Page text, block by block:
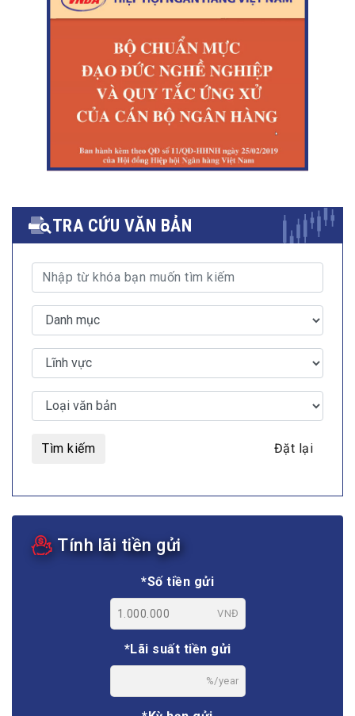
TRA CỨU VĂN BẢN
Tìm kiếm Đặt lại
Tính lãi tiền gửi
*Số tiền gửi
VNĐ
*Lãi suất tiền gửi
%/year